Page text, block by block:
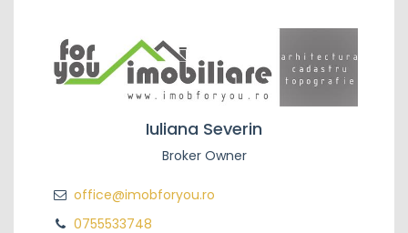
Iuliana Severin
Broker Owner
office@imobforyou.ro
0755533748